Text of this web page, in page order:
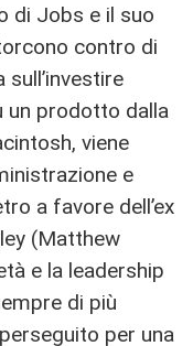
di Jobs e il suo
contro di
sull’investire
un prodotto dalla
viene
e
a favore dell’ex
(Matthew
e la leadership
di più
per una